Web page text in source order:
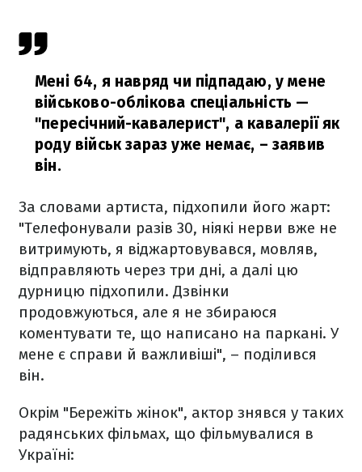
Мені 64, я навряд чи підпадаю, у мене
військово-облікова спеціальність —
"пересічний-кавалерист", а кавалерії як
роду військ зараз уже немає, – заявив
він.
За словами артиста, підхопили його жарт:
"Телефонували разів 30, ніякі нерви вже не
витримують, я віджартовувався, мовляв,
відправляють через три дні, а далі цю
дурницю підхопили. Дзвінки
продовжуються, але я не збираюся
коментувати те, що написано на паркані. У
мене є справи й важливіші", – поділився
він.
Окрім "Бережіть жінок", актор знявся у таких
радянських фільмах, що фільмувалися в
Україні: